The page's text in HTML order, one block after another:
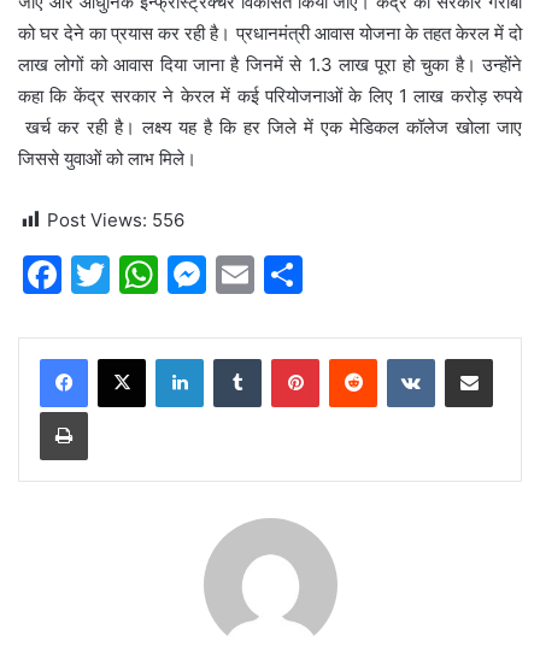
को घर देने का प्रयास कर रही है। प्रधानमंत्री आवास योजना के तहत केरल में दो
लाख लोगों को आवास दिया जाना है जिनमें से 1.3 लाख पूरा हो चुका है। उन्होंने
कहा कि केंद्र सरकार ने केरल में कई परियोजनाओं के लिए 1 लाख करोड़ रुपये
खर्च कर रही है। लक्ष्य यह है कि हर जिले में एक मेडिकल कॉलेज खोला जाए
जिससे युवाओं को लाभ मिले।
Post Views: 556
F
c
e
b
o
T
itt
er
W
at
s
M
s
er
E
ai ar
e
LinkedInTumblr PinterestReddit VKontakteShare via Email
Print